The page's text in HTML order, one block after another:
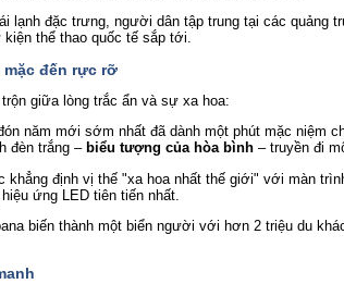
lạnh đặc trưng, người dân tập trung tại các quảng
thể thao quốc tế sắp tới.
đến rực rỡ
giữa lòng trắc ẩn và sự xa hoa:
năm mới sớm nhất đã dành một phút mặc niệm
đèn trắng – biểu tượng của hòa bình – truyền đi
khẳng định vị thế "xa hoa nhất thế giới" với màn
ứng LED tiên tiến nhất.
biến thành một biển người với hơn 2 triệu du